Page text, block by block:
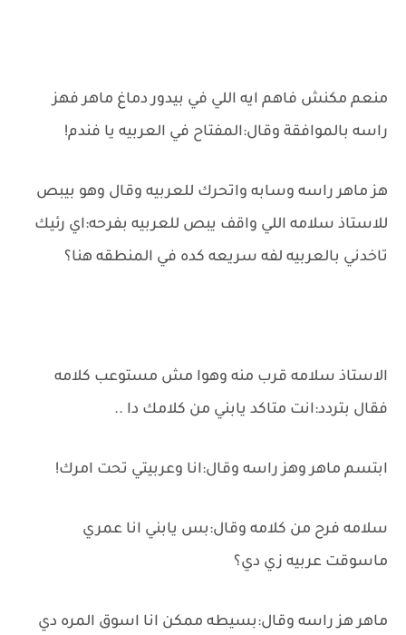
منعم مكنش فاهم ايه اللي في بيدور دماغ ماهر فهز
راسه بالموافقة وقال:المفتاح في العربيه يا فندم!
هز ماهر راسه وسابه واتحرك للعربيه وقال وهو بيبص
للاستاذ سلامه اللي واقف يبص للعربيه بفرحه:اي رئيك
تاخدني بالعربيه لفه سريعه كده في المنطقه هنا؟
الاستاذ سلامه قرب منه وهوا مش مستوعب كلامه
فقال بتردد:انت متاكد يابني من كلامك دا ..
ابتسم ماهر وهز راسه وقال:انا وعربيتي تحت امرك!
سلامه فرح من كلامه وقال:بس يابني انا عمري
ماسوقت عربيه زي دي؟
ماهر هز راسه وقال:بسيطه ممكن انا اسوق المره دي